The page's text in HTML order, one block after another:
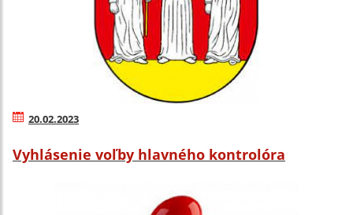
20.02.2023
Vyhlásenie voľby hlavného kontrolóra